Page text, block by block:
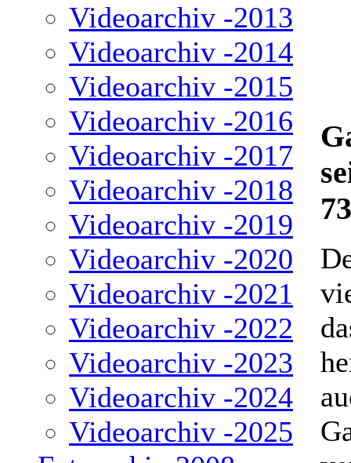
Videoarchiv -2013
Videoarchiv -2014
Videoarchiv -2015
Videoarchiv -2016
Videoarchiv -2017
Videoarchiv -2018
Videoarchiv -2019
Videoarchiv -2020
Videoarchiv -2021
Videoarchiv -2022
Videoarchiv -2023
Videoarchiv -2024
Videoarchiv -2025